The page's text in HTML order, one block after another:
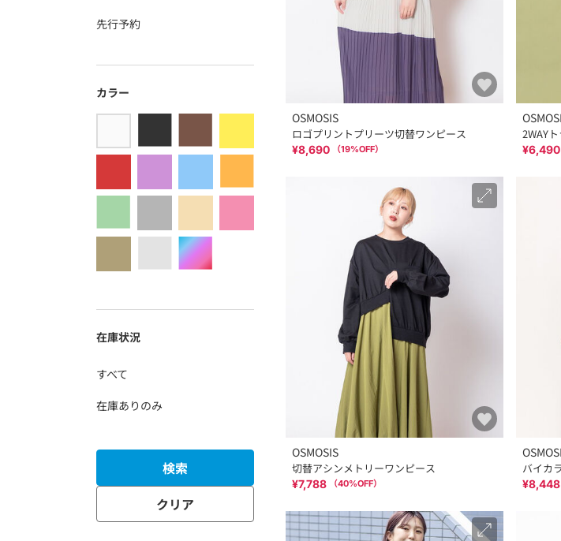
先行予約
カラー
在庫状況
すべて
在庫ありのみ
検索
クリア
OSMOSIS
ロゴプリントプリーツ切替ワンピース
¥8,690 （19%OFF）
2WAY
¥6,490
OSMOSIS
切替アシンメトリーワンピース
¥7,788 （40%OFF）
バイカ
¥8,448